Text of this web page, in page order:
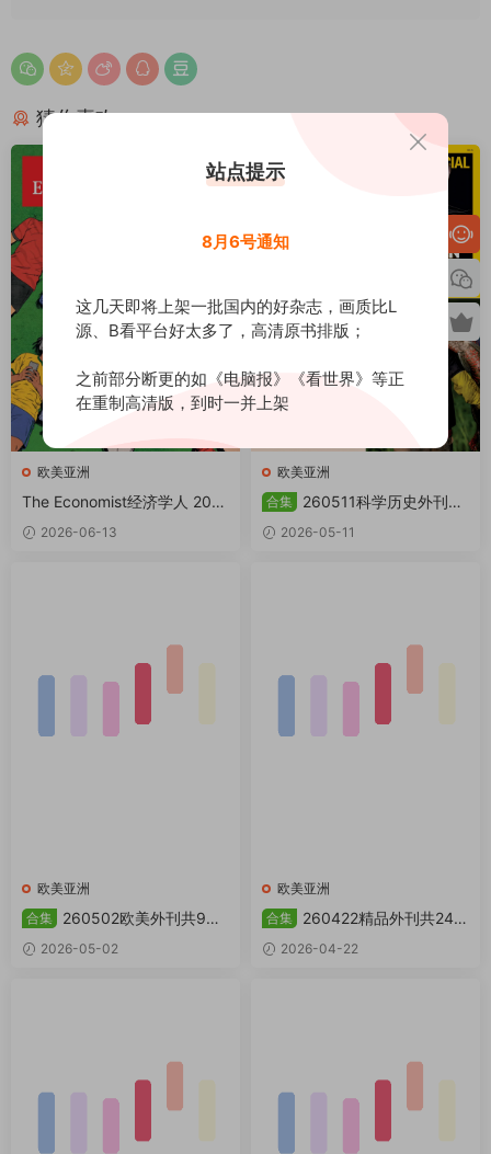
猜你喜欢
欧美亚洲
The Economist经济学人 202
6全年合集 PDF+MP3
2026-06-13
欧美亚洲
合集
260511科学历史外刊共
20本合集 PDF
2026-05-11
欧美亚洲
合集
260502欧美外刊共9本
合集 PDF
2026-05-02
欧美亚洲
合集
260422精品外刊共24本
合集 PDF
2026-04-22
站点提示
8月6号通知
这几天即将上架一批国内的好杂志，画质比L
源、B看平台好太多了，高清原书排版；
之前部分断更的如《电脑报》《看世界》等正
在重制高清版，到时一并上架